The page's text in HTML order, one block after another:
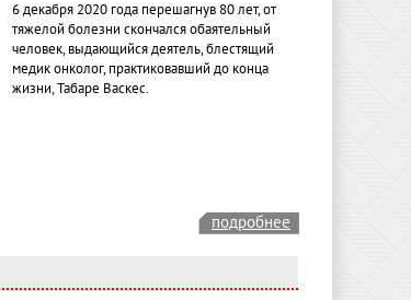
6 декабря 2020 года перешагнув 80 лет, от
тяжелой болезни скончался обаятельный
человек, выдающийся деятель, блестящий
медик онколог, практиковавший до конца
жизни, Табаре Васкес.
подробнее